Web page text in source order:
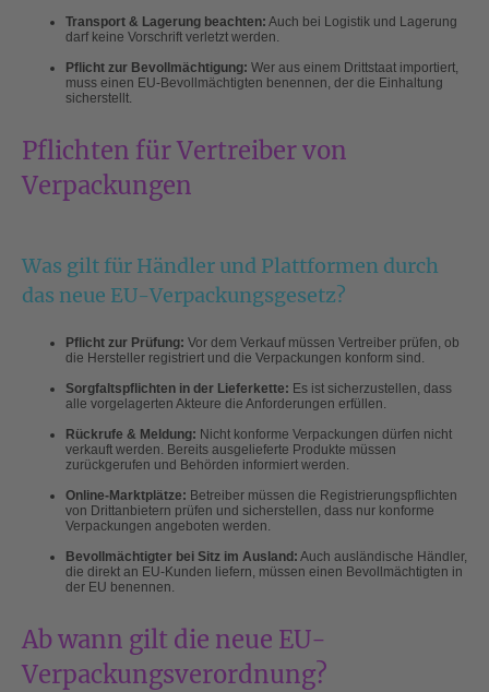
Transport & Lagerung beachten: Auch bei Logistik und Lagerung
darf keine Vorschrift verletzt werden.
Pflicht zur Bevollmächtigung: Wer aus einem Drittstaat importiert,
muss einen EU-Bevollmächtigten benennen, der die Einhaltung
sicherstellt.
Pflichten für Vertreiber von
Verpackungen
Was gilt für Händler und Plattformen durch
das neue EU-Verpackungsgesetz?
Pflicht zur Prüfung: Vor dem Verkauf müssen Vertreiber prüfen, ob
die Hersteller registriert und die Verpackungen konform sind.
Sorgfaltspflichten in der Lieferkette: Es ist sicherzustellen, dass
alle vorgelagerten Akteure die Anforderungen erfüllen.
Rückrufe & Meldung: Nicht konforme Verpackungen dürfen nicht
verkauft werden. Bereits ausgelieferte Produkte müssen
zurückgerufen und Behörden informiert werden.
Online-Marktplätze: Betreiber müssen die Registrierungspflichten
von Drittanbietern prüfen und sicherstellen, dass nur konforme
Verpackungen angeboten werden.
Bevollmächtigter bei Sitz im Ausland: Auch ausländische Händler,
die direkt an EU-Kunden liefern, müssen einen Bevollmächtigten in
der EU benennen.
Ab wann gilt die neue EU-
Verpackungsverordnung?